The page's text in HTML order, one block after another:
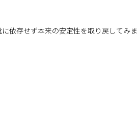
依存せず本来の安定性を取り戻してみま